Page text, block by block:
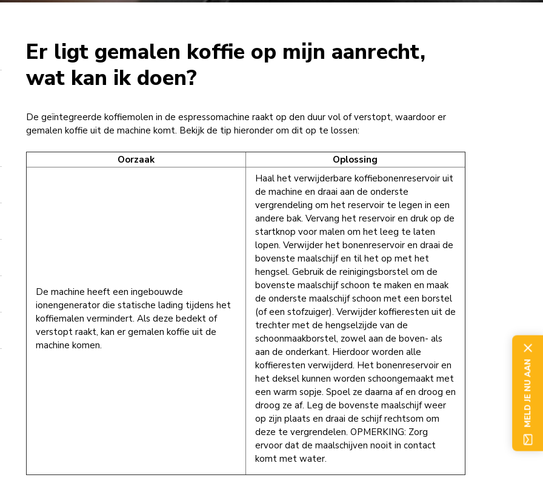
Er ligt gemalen koffie op mijn aanrecht,
wat kan ik doen?
De geïntegreerde koffiemolen in de espressomachine raakt op den duur vol of verstopt, waardoor er
gemalen koffie uit de machine komt. Bekijk de tip hieronder om dit op te lossen:
Oorzaak Oplossing
De machine heeft een ingebouwde
ionengenerator die statische lading tijdens het
koffiemalen vermindert. Als deze bedekt of
verstopt raakt, kan er gemalen koffie uit de
machine komen.
Haal het verwijderbare koffiebonenreservoir uit
de machine en draai aan de onderste
vergrendeling om het reservoir te legen in een
andere bak. Vervang het reservoir en druk op de
startknop voor malen om het leeg te laten
lopen. Verwijder het bonenreservoir en draai de
bovenste maalschijf en til het op met het
hengsel. Gebruik de reinigingsborstel om de
bovenste maalschijf schoon te maken en maak
de onderste maalschijf schoon met een borstel
(of een stofzuiger). Verwijder koffieresten uit de
trechter met de hengselzijde van de
schoonmaakborstel, zowel aan de boven- als
aan de onderkant. Hierdoor worden alle
koffieresten verwijderd. Het bonenreservoir en
het deksel kunnen worden schoongemaakt met
een warm sopje. Spoel ze daarna af en droog en
droog ze af. Leg de bovenste maalschijf weer
op zijn plaats en draai de schijf rechtsom om
deze te vergrendelen. OPMERKING: Zorg
ervoor dat de maalschijven nooit in contact
komt met water.
MELD JE NU AAN